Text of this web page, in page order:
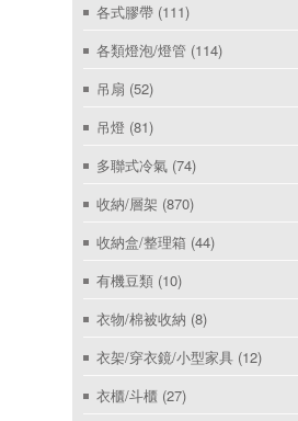
各式膠帶 (111)
各類燈泡/燈管 (114)
吊扇 (52)
吊燈 (81)
多聯式冷氣 (74)
收納/層架 (870)
收納盒/整理箱 (44)
有機豆類 (10)
衣物/棉被收納 (8)
衣架/穿衣鏡/小型家具 (12)
衣櫃/斗櫃 (27)